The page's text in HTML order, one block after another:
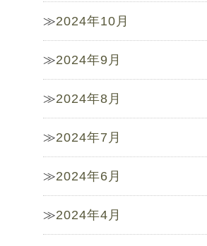
2024年10月
2024年9月
2024年8月
2024年7月
2024年6月
2024年4月